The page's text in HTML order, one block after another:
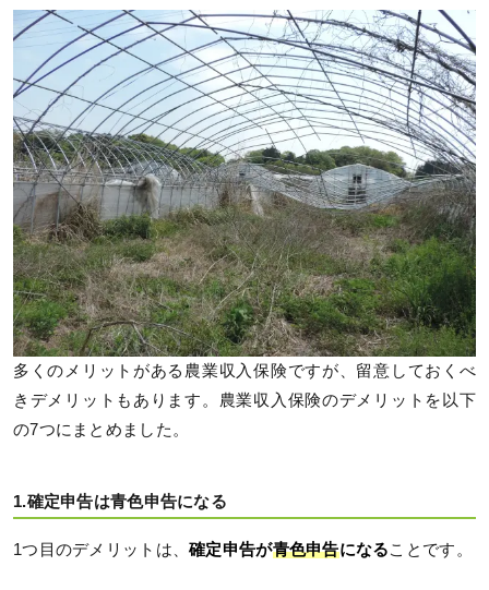
多くのメリットがある農業収入保険ですが、留意しておくべ
きデメリットもあります。農業収入保険のデメリットを以下
の7つにまとめました。
1.確定申告は青色申告になる
1つ目のデメリットは、確定申告が青色申告になることです。